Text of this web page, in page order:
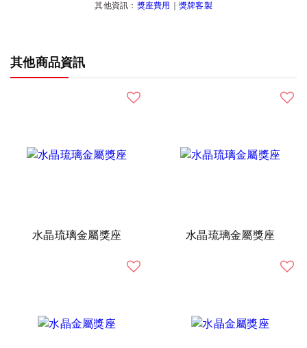
其他資訊： 獎座費用 獎牌客製
其他商品資訊
水晶琉璃金屬獎座 水晶琉璃金屬獎座